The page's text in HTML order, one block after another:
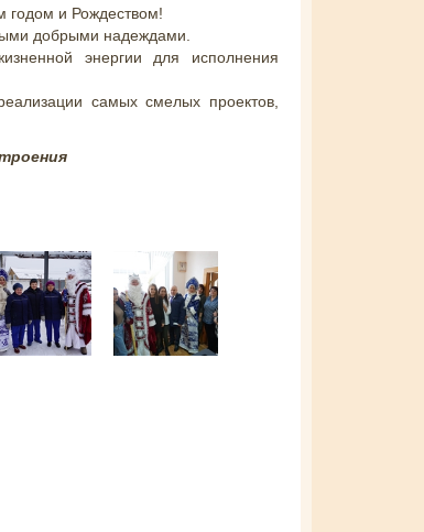
годом и Рождеством!
добрыми надеждами.
энергии для исполнения
самых смелых проектов,